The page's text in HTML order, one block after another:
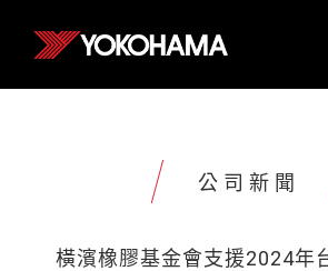
公司新聞
橫濱橡膠基金會支援2024年